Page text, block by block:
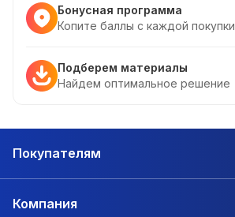
Бонусная программа
Копите баллы с каждой покупки
Подберем материалы
Найдем оптимальное решение
Покупателям
Компания